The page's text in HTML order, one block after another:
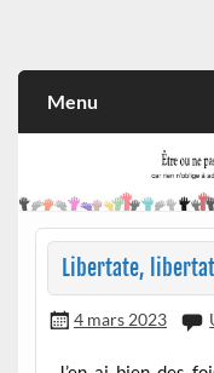
et commerciale
Menu
Libertate,
4 mars 2023